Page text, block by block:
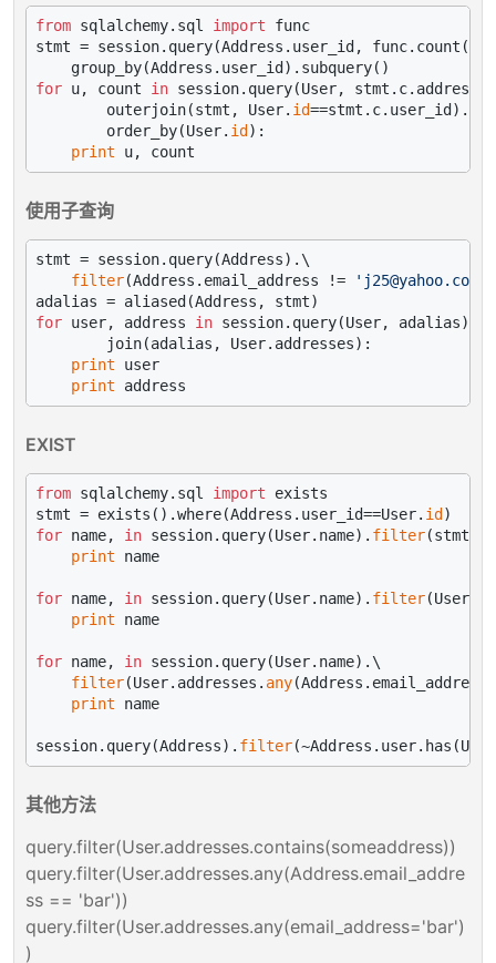
from sqlalchemy.sql import func
stmt = session.query(Address.user_id, func.count(
for u, count in session.query(User,
        outerjoin(stmt, User.
id==stmt.c.user_id).\
        order_by(User.
id ):
print
使用子查询
stmt = session.query(Address).\
filter(Address.email_address != 'j25@yahoo.com'
for user, address in session.query(User, adalias).\
        join(adalias, User.addresses):
print user
print
EXIST
from sqlalchemy.sql import exists
stmt = exists().where(Address.user_id==User. id
for name, in session.query(User.name). filter(stmt):
print name
for name, in session.query(User.name). filter
print name
for name, in session.query(User.name).\
filter(User.addresses. any
print name
session.query(Address). filter
其他方法
query.filter(User.addresses.contains(someaddress))
query.filter(User.addresses.any(Address.email_addre
ss == 'bar'))
query.filter(User.addresses.any(email_address='bar')
)